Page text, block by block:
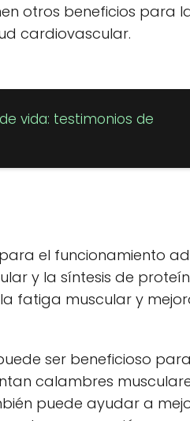
otros beneficios para
cardiovascular.
vida: testimonios de
el funcionamiento
y la síntesis de
fatiga muscular y
ser beneficioso
calambres
puede ayudar a